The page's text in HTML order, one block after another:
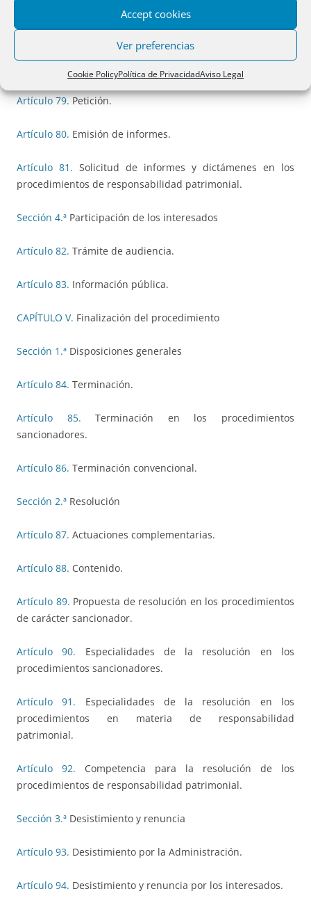
Accept cookies
Ver preferencias
Cookie PolicyPolítica de PrivacidadAviso Legal
Artículo 78.Práctica de prueba.
Artículo 79.Petición.
Artículo 80. Emisión de informes.
Artículo 81. Solicitud de informes y dictámenes en los
procedimientos de responsabilidad patrimonial.
Sección 4.ª Participación de los interesados
Artículo 82. Trámite de audiencia.
Artículo 83. Información pública.
CAPÍTULO V. Finalización del procedimiento
Sección 1.ª Disposiciones generales
Artículo 84. Terminación.
Artículo 85. Terminación en los procedimientos
sancionadores.
Artículo 86. Terminación convencional.
Sección 2.ª Resolución
Artículo 87. Actuaciones complementarias.
Artículo 88. Contenido.
Artículo 89. Propuesta de resolución en los procedimientos
de carácter sancionador.
Artículo 90. Especialidades de la resolución en los
procedimientos sancionadores.
Artículo 91. Especialidades de la resolución en los
procedimientos en materia de responsabilidad
patrimonial.
Artículo 92. Competencia para la resolución de los
procedimientos de responsabilidad patrimonial.
Sección 3.ª Desistimiento y renuncia
Artículo 93. Desistimiento por la Administración.
Artículo 94. Desistimiento y renuncia por los interesados.